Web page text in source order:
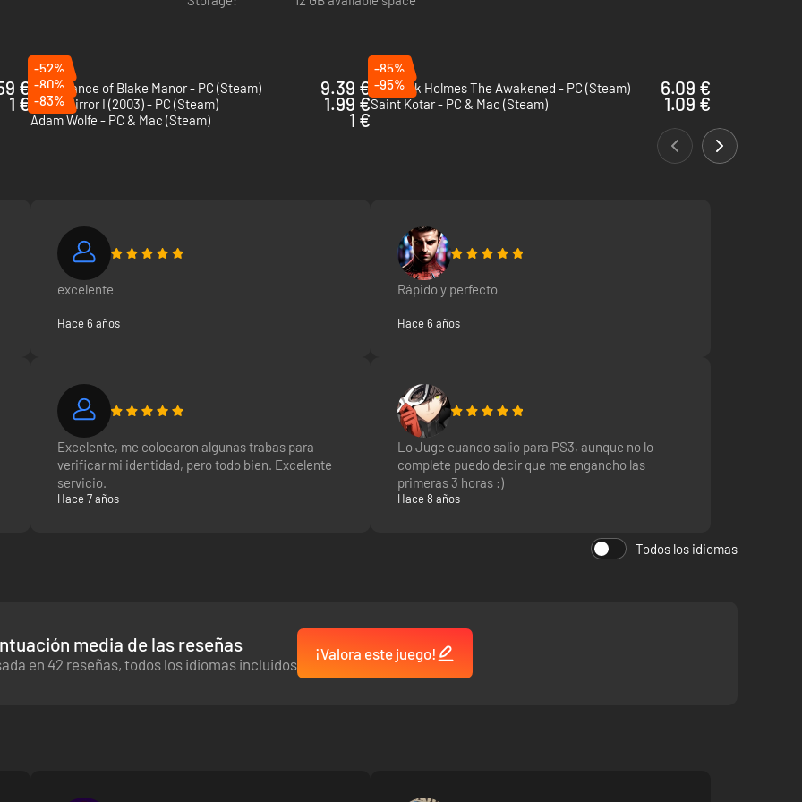
€
-52%
The Séance of Blake Manor - PC (Steam)
9.39 €
-85%
Sherlock Holmes The Awakened - PC (Steam)
6.09 €
1 €
-80%
Black Mirror I (2003) - PC (Steam)
1.99 €
-95%
Saint Kotar - PC & Mac (Steam)
1.09 €
-83%
Adam Wolfe - PC & Mac (Steam)
1 €
excelente
Hace 6 años
Rápido y perfecto
Hace 6 años
Excelente, me colocaron algunas trabas para
verificar mi identidad, pero todo bien. Excelente
servicio.
Hace 7 años
Lo Juge cuando salio para PS3, aunque no lo
complete puedo decir que me engancho las
primeras 3 horas :)
Hace 8 años
Todos los idiomas
media de las reseñas
en 42 reseñas, todos los idiomas incluidos
¡Valora este juego!